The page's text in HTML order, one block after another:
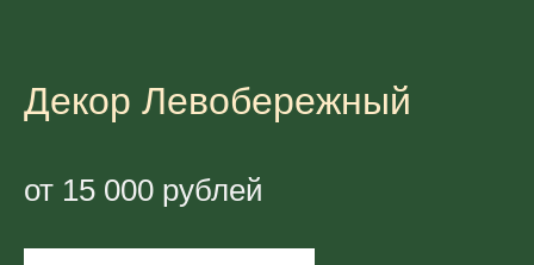
Декор Левобережный
от 15 000 рублей